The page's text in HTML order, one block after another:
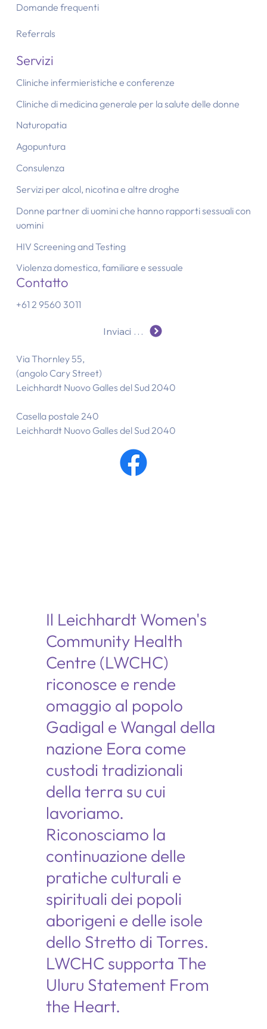
Domande frequenti
Referrals
Servizi
Cliniche di medicina generale per la salute delle donne
Cliniche infermieristiche e conferenze
Naturopatia
Agopuntura
Consulenza
Servizi per alcol, nicotina e altre droghe
Donne partner di uomini che hanno rapporti sessuali con
uomini
HIV Screening and Testing
Violenza domestica, familiare e sessuale
Contatto
+61 2 9560 3011
Inviaci un'e-mail
Via Thornley 55,
(angolo Cary Street)
Leichhardt Nuovo Galles del Sud 2040
Casella postale 240
Leichhardt Nuovo Galles del Sud 2040
Il Leichhardt Women's
Community Health
Centre (LWCHC)
riconosce e rende
omaggio al popolo
Gadigal e Wangal della
nazione Eora come
custodi tradizionali
della terra su cui
lavoriamo.
Riconosciamo la
continuazione delle
pratiche culturali e
spirituali dei popoli
aborigeni e delle isole
dello Stretto di Torres.
LWCHC supporta The
Uluru Statement From
the Heart.